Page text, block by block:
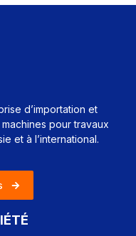
d’importation et
pour travaux
et à l’international.